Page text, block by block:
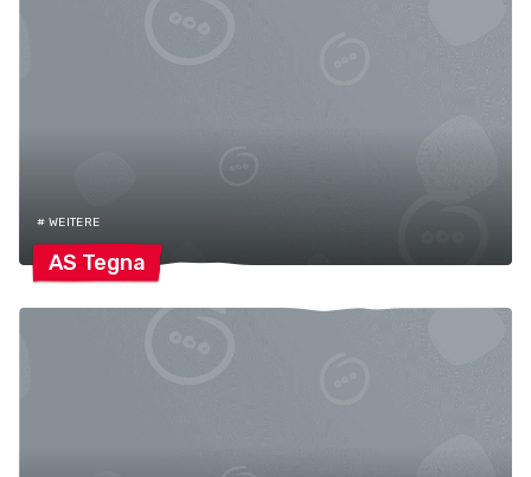
# WEITERE
AS Tegna